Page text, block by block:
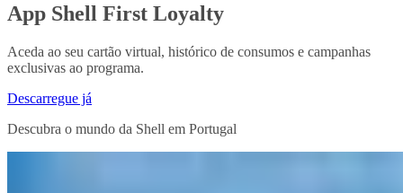
App Shell First Loyalty
Aceda ao seu cartão virtual, histórico de consumos e campanhas
exclusivas ao programa.
Descarregue já
Descubra o mundo da Shell em Portugal